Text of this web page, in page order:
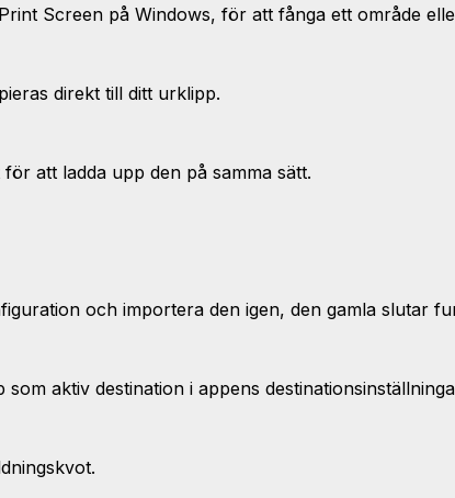
Screen på Windows, för att fånga ett område
direkt till ditt urklipp.
att ladda upp den på samma sätt.
och importera den igen, den gamla slutar
aktiv destination i appens